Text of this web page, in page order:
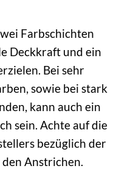
Farbschichten
Deckkraft und ein
Bei sehr
sowie bei stark
kann auch ein
sein. Achte auf die
bezüglich der
Anstrichen.